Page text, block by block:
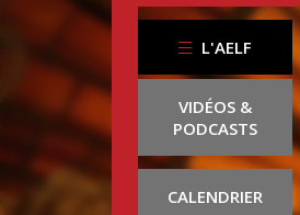
L'AELF
VIDÉOS &
PODCASTS
CALENDRIER